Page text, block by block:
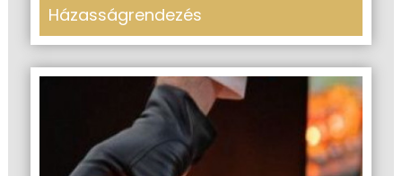
Házasságrendezés